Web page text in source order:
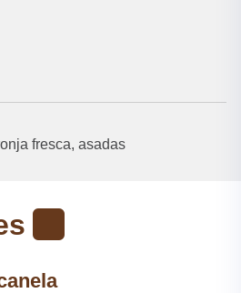
fresca, asadas